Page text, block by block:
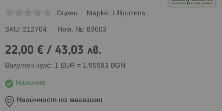
Оцени Марка Lilliputiens
SKU 212704 Ном. № 83663
22,00 € / 43,03 лв.
Валутен курс: 1 EUR = 1.95583 BGN
Налично
Наличност по магазини